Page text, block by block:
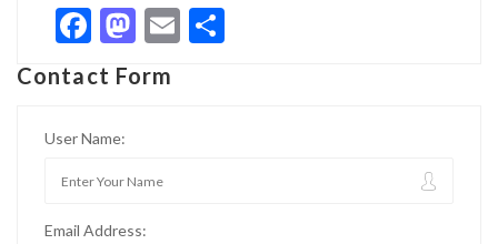
Facebook
Mastodon
Email
Contact Form
User Name:
Email Address: